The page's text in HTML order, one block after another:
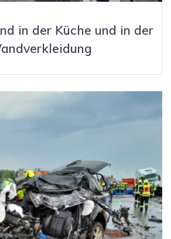
in der Küche und in der